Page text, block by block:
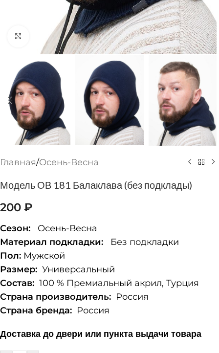
Нажмите, чтобы увеличить
Главная/Осень-Весна
Модель ОВ 181 Балаклава (без подклады)
200 ₽
Сезон: Осень-Весна
Материал подкладки: Без подкладки
Пол: Мужской
Размер: Универсальный
Состав: 100 % Премиальный акрил, Турция
Страна производитель: Россия
Страна бренда: Россия
Доставка до двери или пункта выдачи товара